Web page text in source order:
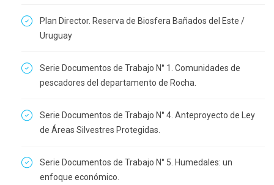
Plan Director. Reserva de Biosfera Bañados del Este /
Uruguay
Serie Documentos de Trabajo N° 1. Comunidades de
pescadores del departamento de Rocha.
Serie Documentos de Trabajo N° 4. Anteproyecto de Ley
de Áreas Silvestres Protegidas.
Serie Documentos de Trabajo N° 5. Humedales: un
enfoque económico.